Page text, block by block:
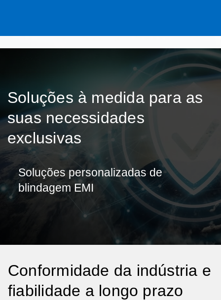
Soluções à medida para as
suas necessidades
exclusivas
Soluções personalizadas de
blindagem EMI
A nossa equipa colabora estreitamente com os
clientes para desenvolver soluções personalizadas
personalizada.
Conformidade da indústria e
fiabilidade a longo prazo